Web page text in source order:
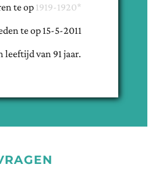
teop 1919-1920*
teop 15-5-2011
leeftijd van 91 jaar.